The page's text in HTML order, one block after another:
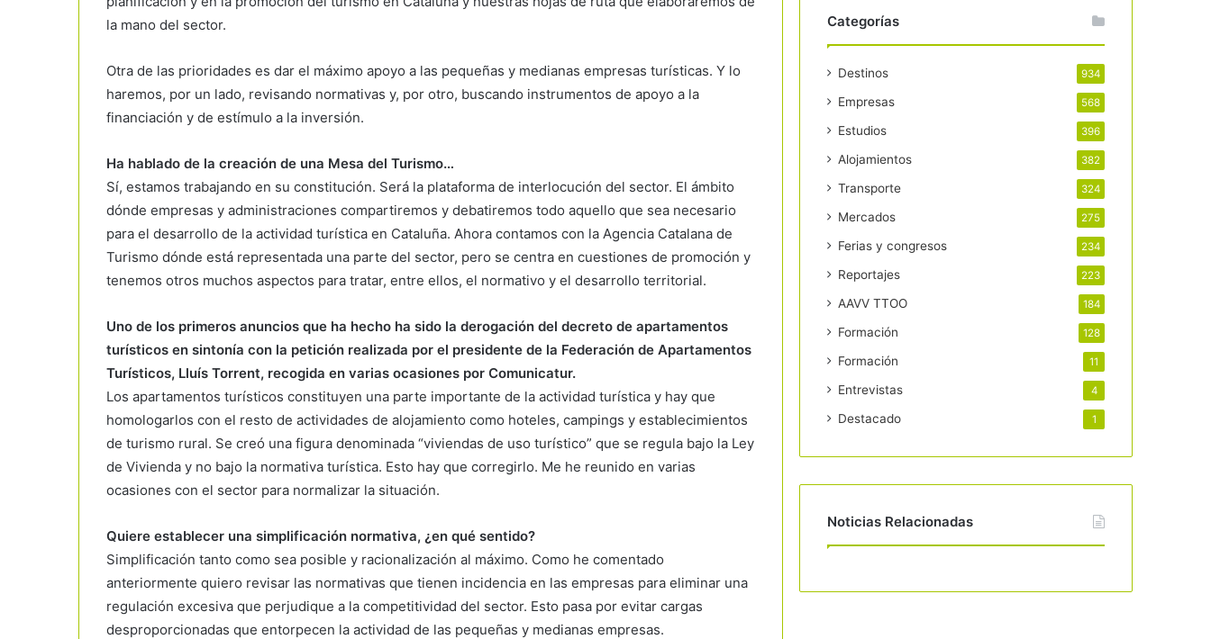
la mano del sector.
Otra de las prioridades es dar el máximo apoyo a las pequeñas y medianas empresas turísticas. Y lo
haremos, por un lado, revisando normativas y, por otro, buscando instrumentos de apoyo a la
financiación y de estímulo a la inversión.
Ha hablado de la creación de una Mesa del Turismo…
Sí, estamos trabajando en su constitución. Será la plataforma de interlocución del sector. El ámbito
dónde empresas y administraciones compartiremos y debatiremos todo aquello que sea necesario
para el desarrollo de la actividad turística en Cataluña. Ahora contamos con la Agencia Catalana de
Turismo dónde está representada una parte del sector, pero se centra en cuestiones de promoción y
tenemos otros muchos aspectos para tratar, entre ellos, el normativo y el desarrollo territorial.
Uno de los primeros anuncios que ha hecho ha sido la derogación del decreto de apartamentos
turísticos en sintonía con la petición realizada por el presidente de la Federación de Apartamentos
Turísticos, Lluís Torrent, recogida en varias ocasiones por Comunicatur.
Los apartamentos turísticos constituyen una parte importante de la actividad turística y hay que
homologarlos con el resto de actividades de alojamiento como hoteles, campings y establecimientos
de turismo rural. Se creó una figura denominada “viviendas de uso turístico” que se regula bajo la Ley
de Vivienda y no bajo la normativa turística. Esto hay que corregirlo. Me he reunido en varias
ocasiones con el sector para normalizar la situación.
Quiere establecer una simplificación normativa, ¿en qué sentido?
Simplificación tanto como sea posible y racionalización al máximo. Como he comentado
anteriormente quiero revisar las normativas que tienen incidencia en las empresas para eliminar una
regulación excesiva que perjudique a la competitividad del sector. Esto pasa por evitar cargas
desproporcionadas que entorpecen la actividad de las pequeñas y medianas empresas.
Categorías
Destinos 934
Empresas 568
Estudios 396
Alojamientos 382
Transporte 324
Mercados 275
Ferias y congresos 234
Reportajes 223
AAVV TTOO 184
Formación 128
Formación 11
Entrevistas 4
Destacado 1
Noticias Relacionadas